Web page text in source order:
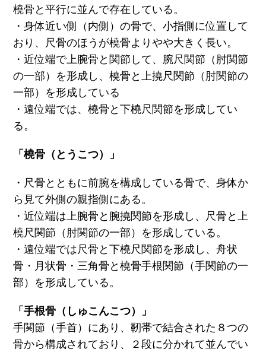
橈骨と平行に並んで存在している。
・身体近い側（内側）の骨で、小指側に位置して
おり、尺骨のほうが橈骨よりやや大きく長い。
・近位端で上腕骨と関節して、腕尺関節（肘関節
の一部）を形成し、橈骨と上撓尺関節（肘関節の
一部）を形成している
・遠位端では、橈骨と下橈尺関節を形成してい
る。
「橈骨（とうこつ）」
・尺骨とともに前腕を構成している骨で、身体か
ら見て外側の親指側にある。
・近位端は上腕骨と腕撓関節を形成し、尺骨と上
橈尺関節（肘関節の一部）を形成している。
・遠位端では尺骨と下橈尺関節を形成し、舟状
骨・月状骨・三角骨と橈骨手根関節（手関節の一
部）を形成している。
「手根骨（しゅこんこつ）」
手関節（手首）にあり、靭帯で結合された８つの
骨から構成されており、２段に分かれて並んでい